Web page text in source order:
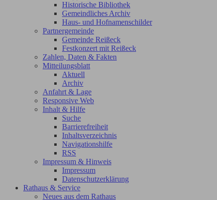
Historische Bibliothek
Gemeindliches Archiv
Haus- und Hofnamenschilder
Partnergemeinde
Gemeinde Reißeck
Festkonzert mit Reißeck
Zahlen, Daten & Fakten
Mitteilungsblatt
Aktuell
Archiv
Anfahrt & Lage
Responsive Web
Inhalt & Hilfe
Suche
Barrierefreiheit
Inhaltsverzeichnis
Navigationshilfe
RSS
Impressum & Hinweis
Impressum
Datenschutzerklärung
Rathaus & Service
Neues aus dem Rathaus